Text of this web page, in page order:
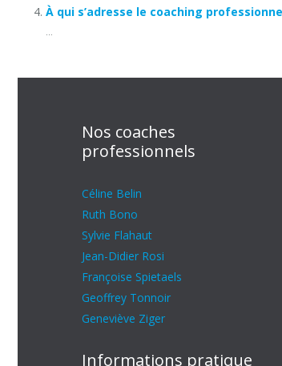
À qui s’adresse le coaching
...
Nos coaches
professionnels
Céline Belin
Ruth Bono
Sylvie Flahaut
Jean-Didier Rosi
Françoise Spietaels
Geoffrey Tonnoir
Geneviève Ziger
Informations pratique